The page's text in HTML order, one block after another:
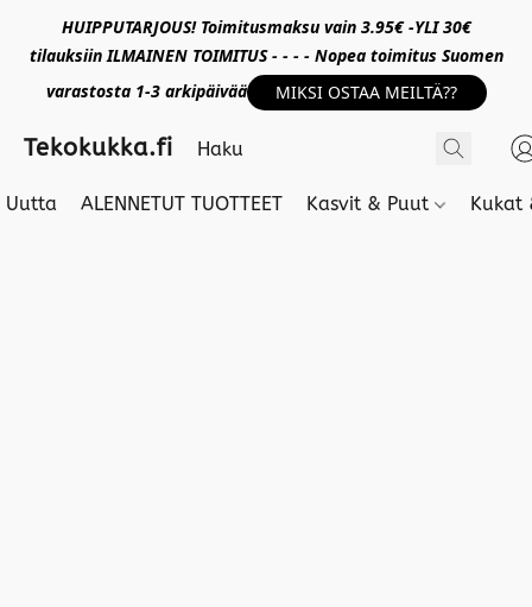
HUIPPUTARJOUS! Toimitusmaksu vain 3.95€ -YLI 30€
tilauksiin ILMAINEN TOIMITUS - - - - Nopea toimitus Suomen
varastosta 1-3 arkipäivää
MIKSI OSTAA MEILTÄ??
Tekokukka.fi
Uutta ALENNETUT TUOTTEET Kasvit & Puut Kukat